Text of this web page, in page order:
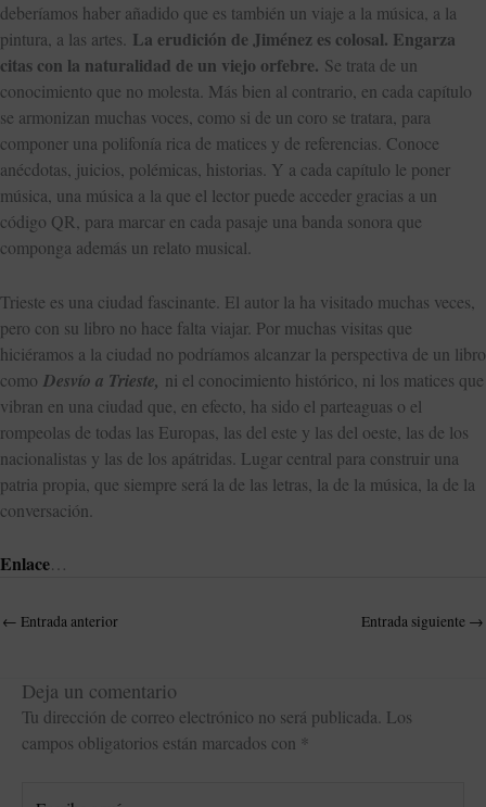
deberíamos haber añadido que es también un viaje a la música, a la
pintura, a las artes. La erudición de Jiménez es colosal. Engarza
citas con la naturalidad de un viejo orfebre. Se trata de un
conocimiento que no molesta. Más bien al contrario, en cada capítulo
se armonizan muchas voces, como si de un coro se tratara, para
componer una polifonía rica de matices y de referencias. Conoce
anécdotas, juicios, polémicas, historias. Y a cada capítulo le poner
música, una música a la que el lector puede acceder gracias a un
código QR, para marcar en cada pasaje una banda sonora que
componga además un relato musical.
Trieste es una ciudad fascinante. El autor la ha visitado muchas veces,
pero con su libro no hace falta viajar. Por muchas visitas que
hiciéramos a la ciudad no podríamos alcanzar la perspectiva de un libro
como Desvío a Trieste, ni el conocimiento histórico, ni los matices que
vibran en una ciudad que, en efecto, ha sido el parteaguas o el
rompeolas de todas las Europas, las del este y las del oeste, las de los
nacionalistas y las de los apátridas. Lugar central para construir una
patria propia, que siempre será la de las letras, la de la música, la de la
conversación.
Enlace…
← Entrada anterior Entrada siguiente →
Deja un comentario
Tu dirección de correo electrónico no será publicada. Los
campos obligatorios están marcados con *